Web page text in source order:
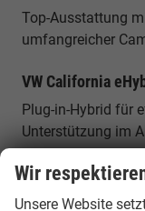
Top-Ausstattung
umfangreicher
VW California
Plug-in-Hybrid für
Unterstützung im
Alltag &
Der VW California
Wir
Unsere Website